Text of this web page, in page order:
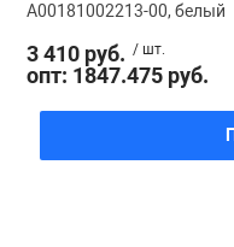
A00181002213-00, белый
3 410 руб. / шт.
опт: 1847.475 руб.